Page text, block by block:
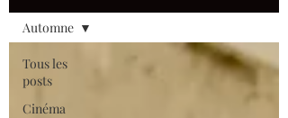
Tous les
posts
Cinéma
Automne